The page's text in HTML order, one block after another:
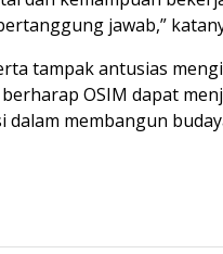
jawab,”
tampak antusias
OSIM dapat
membangun